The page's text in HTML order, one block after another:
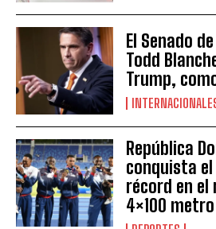
El Senado
Todd
Trump,
República
conquista
récord en el
4×100 metro